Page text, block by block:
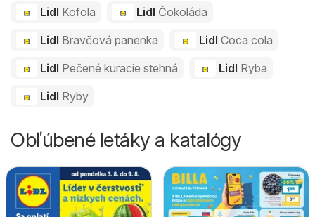
Lidl Kofola Lidl Čokoláda
Lidl Bravčová panenka Lidl Coca cola
Lidl Pečené kuracie stehná Lidl Ryba
Lidl Ryby
Obľúbené letáky a katalógy